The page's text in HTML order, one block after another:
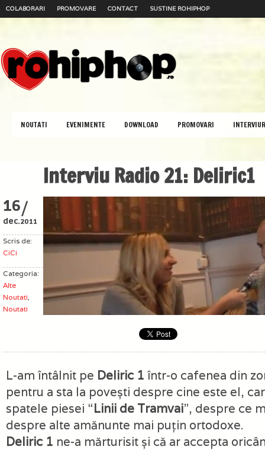
COLABORARI PROMOVARE CONTACT SUSTINE ROHIPHOP
NOUTATI EVENIMENTE DOWNLOAD PROMOVARI
Interviu Radio 21: Deliric1
16/
dec.2011
Scris de:
CiCi
Categoria:
Alte
Noutati,
Noutati
L-am întâlnit pe Deliric 1 într-o cafenea din
pentru a sta la povești despre cine este el,
spatele piesei “Linii de Tramvai”, despre ce
despre alte amănunte mai puțin ortodoxe.
Deliric 1 ne-a mărturisit și că ar accepta